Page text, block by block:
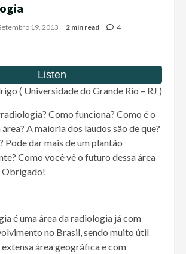
19, 2013 2 min read 4
( Universidade do Grande Rio – RJ )
Como funciona? Como é o
A maioria dos laudos são de que?
Pode dar mais de um plantão
Como você vê o futuro dessa área
Obrigado!
é uma área da radiologia já com
no Brasil, sendo muito útil
extensa área geográfica e com